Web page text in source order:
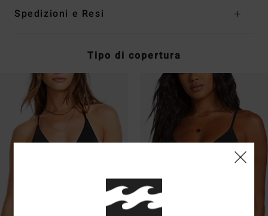
Spedizioni e Resi
Tipo di copertura